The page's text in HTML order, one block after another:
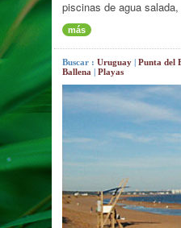
piscinas de agua
más
Buscar :Uruguay |Punta del
Ballena |Playas